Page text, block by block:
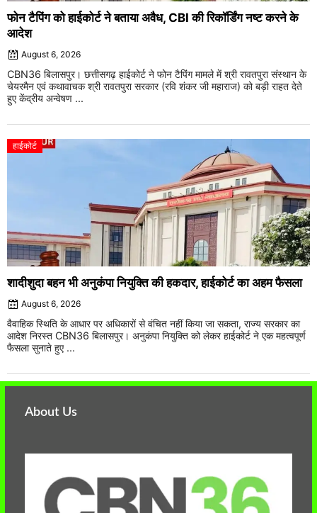
फोन टैपिंग को हाईकोर्ट ने बताया अवैध, CBI की रिकॉर्डिंग नष्ट करने के
आदेश
August 6, 2026
CBN36 बिलासपुर। छत्तीसगढ़ हाईकोर्ट ने फोन टैपिंग मामले में श्री रावतपुरा संस्थान के
चेयरमैन एवं कथावाचक श्री रावतपुरा सरकार (रवि शंकर जी महाराज) को बड़ी राहत देते
हुए केंद्रीय अन्वेषण ...
हाईकोर्ट
शादीशुदा बहन भी अनुकंपा नियुक्ति की हकदार, हाईकोर्ट का अहम फैसला
August 6, 2026
वैवाहिक स्थिति के आधार पर अधिकारों से वंचित नहीं किया जा सकता, राज्य सरकार का
आदेश निरस्त CBN36 बिलासपुर। अनुकंपा नियुक्ति को लेकर हाईकोर्ट ने एक महत्वपूर्ण
फैसला सुनाते हुए ...
About Us